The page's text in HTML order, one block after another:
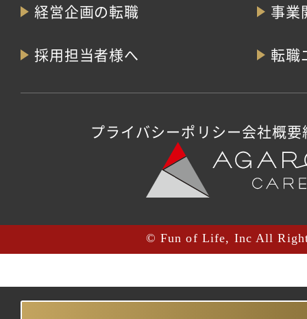
経営企画の転職 事業
採用担当者様へ 転職
プライバシーポリシー会社概要
© Fun of Life, Inc All Right